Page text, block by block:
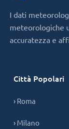
I dati
meteorologiche
accuratezza e
Città Popolari
› Roma
› Milano